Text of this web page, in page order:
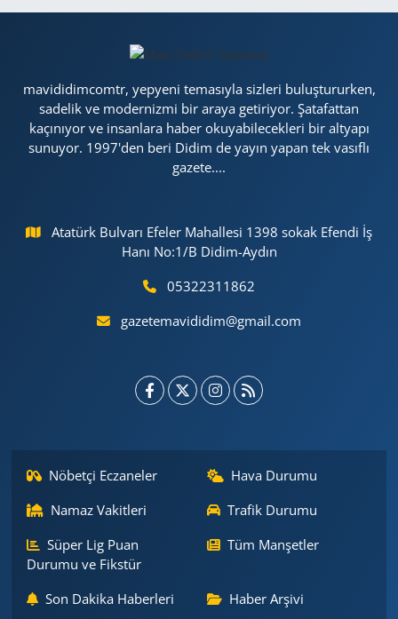
mavididimcomtr, yepyeni temasıyla sizleri buluştururken,
sadelik ve modernizmi bir araya getiriyor. Şatafattan
kaçınıyor ve insanlara haber okuyabilecekleri bir altyapı
sunuyor. 1997'den beri Didim de yayın yapan tek vasıflı
gazete....
Atatürk Bulvarı Efeler Mahallesi 1398 sokak Efendi İş
Hanı No:1/B Didim-Aydın
05322311862
gazetemavididim@gmail.com
Nöbetçi Eczaneler
Hava Durumu
Namaz Vakitleri
Trafik Durumu
Süper Lig Puan
Durumu ve Fikstür
Tüm Manşetler
Son Dakika Haberleri Haber Arşivi